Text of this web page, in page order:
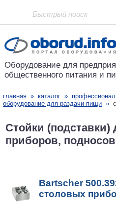
Проект основан в 2001 году
Оборудование для
общественного питания и
главная » каталог »
оборудование для раздачи пищи »
Стойки
приборов, подносов
Bartscher
столовых